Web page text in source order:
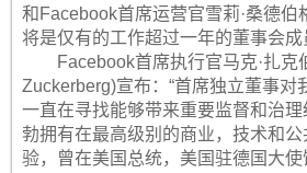
和Facebook首席运营官雪莉·桑德伯
将是仅有的工作超过一年的董事会成
Facebook首席执行官马克·扎克
Zuckerberg)宣布：“首席独立董事对
一直在寻找能够带来重要监督和治理
勃拥有在最高级别的商业，技术和
验，曾在美国总统，美国驻德国大